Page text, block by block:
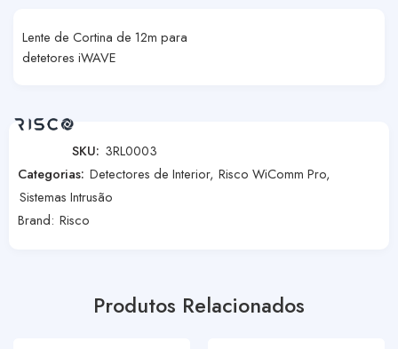
Lente de Cortina de 12m para
detetores iWAVE
SKU: 3RL0003
Categorias: Detectores de Interior, Risco WiComm Pro,
Sistemas Intrusão
Brand: Risco
Produtos Relacionados